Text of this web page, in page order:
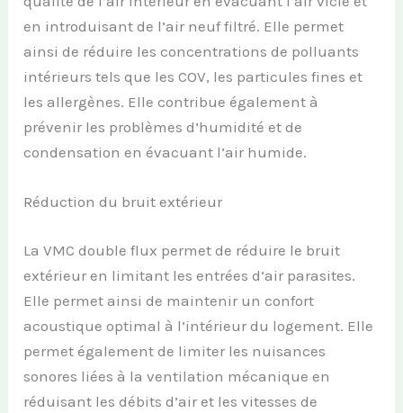
en introduisant de l’air neuf filtré. Elle permet
ainsi de réduire les concentrations de polluants
intérieurs tels que les COV, les particules fines et
les allergènes. Elle contribue également à
prévenir les problèmes d’humidité et de
condensation en évacuant l’air humide.
Réduction du bruit extérieur
La VMC double flux permet de réduire le bruit
extérieur en limitant les entrées d’air parasites.
Elle permet ainsi de maintenir un confort
acoustique optimal à l’intérieur du logement. Elle
permet également de limiter les nuisances
sonores liées à la ventilation mécanique en
réduisant les débits d’air et les vitesses de